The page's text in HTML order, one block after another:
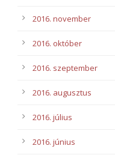
2016. november
2016. október
2016. szeptember
2016. augusztus
2016. július
2016. június